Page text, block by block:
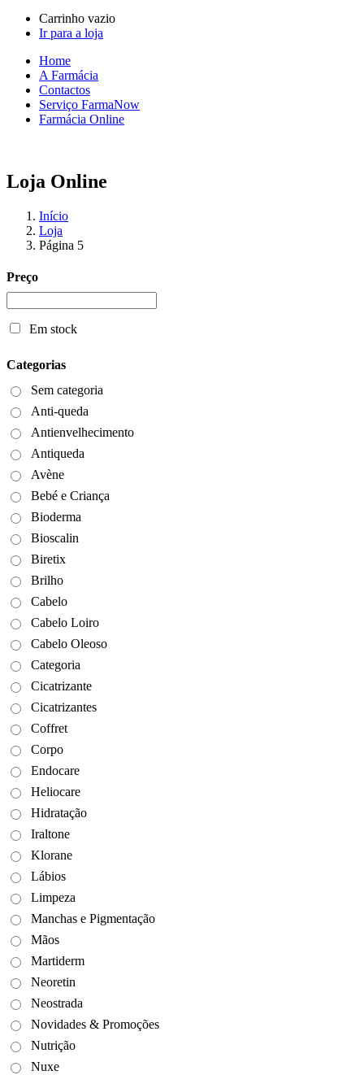
Carrinho vazio
Ir para a loja
Home
A Farmácia
Contactos
Serviço FarmaNow
Farmácia Online
Loja Online
Início
Loja
Página 5
Preço
Em stock
Categorias
Sem categoria
Anti-queda
Antienvelhecimento
Antiqueda
Avène
Bebé e Criança
Bioderma
Bioscalin
Biretix
Brilho
Cabelo
Cabelo Loiro
Cabelo Oleoso
Categoria
Cicatrizante
Cicatrizantes
Coffret
Corpo
Endocare
Heliocare
Hidratação
Iraltone
Klorane
Lábios
Limpeza
Manchas e Pigmentação
Mãos
Martiderm
Neoretin
Neostrada
Novidades & Promoções
Nutrição
Nuxe